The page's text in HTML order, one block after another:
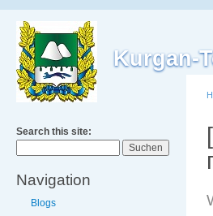
Kurgan-
Search this site:
Navigation
Blogs